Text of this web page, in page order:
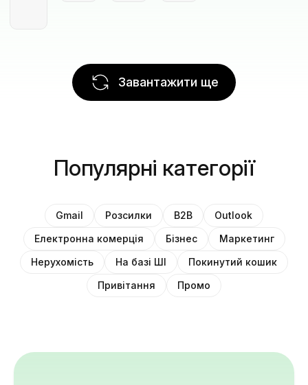
Завантажити ще
Популярні категорії
Gmail Розсилки B2B
Outlook
Електронна комерція
Бізнес
Маркетинг
Нерухомість
На базі ШІ
Покинутий кошик
Привітання
Промо